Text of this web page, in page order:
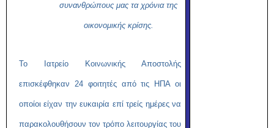
συνανθρώπους μας τα χρόνια της
οικονομικής κρίσης.
To Ιατρείο Κοινωνικής Αποστολής
επισκέφθηκαν 24 φοιτητές από τις ΗΠΑ οι
οποίοι είχαν την ευκαιρία επί τρείς ημέρες να
παρακολουθήσουν τον τρόπο λειτουργίας του